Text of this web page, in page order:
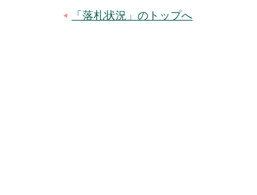
「落札状況」のトップへ